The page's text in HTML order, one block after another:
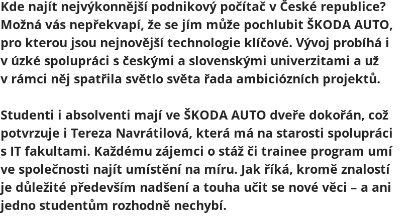
Kde najít nejvýkonnější podnikový počítač v České republice?
Možná vás nepřekvapí, že se jím může pochlubit ŠKODA AUTO,
pro kterou jsou nejnovější technologie klíčové. Vývoj probíhá i
v úzké spolupráci s českými a slovenskými univerzitami a už
v rámci něj spatřila světlo světa řada ambiciózních projektů.
Studenti i absolventi mají ve ŠKODA AUTO dveře dokořán, což
potvrzuje i Tereza Navrátilová, která má na starosti spolupráci
s IT fakultami. Každému zájemci o stáž či trainee program umí
ve společnosti najít umístění na míru. Jak říká, kromě znalostí
je důležité především nadšení a touha učit se nové věci – a ani
jedno studentům rozhodně nechybí.